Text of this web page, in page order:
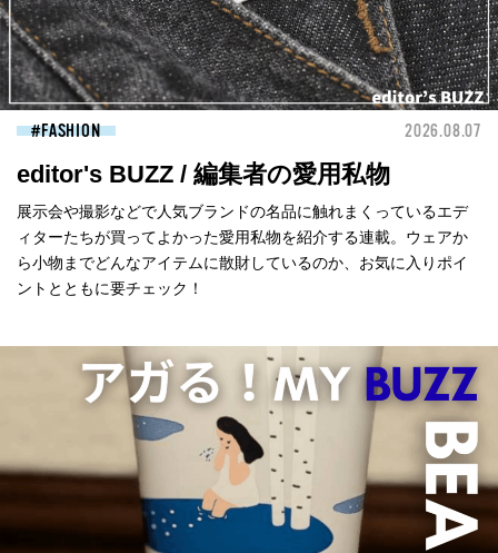
FASHION 2026.08.07
editor's BUZZ / 編集者の愛用私物
展示会や撮影などで人気ブランドの名品に触れまくっているエデ
ィターたちが買ってよかった愛用私物を紹介する連載。ウェアか
ら小物までどんなアイテムに散財しているのか、お気に入りポイ
ントとともに要チェック！